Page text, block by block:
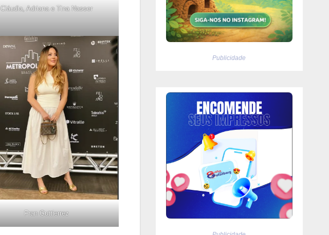
Cláudia, Adriana e Tina Nasser
Fran Guttierrez
Publicidade